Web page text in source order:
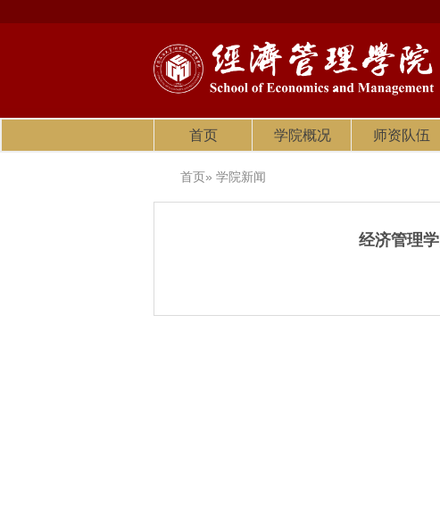
首页 学院概况 师资队伍
首页» 学院新闻
经济管理